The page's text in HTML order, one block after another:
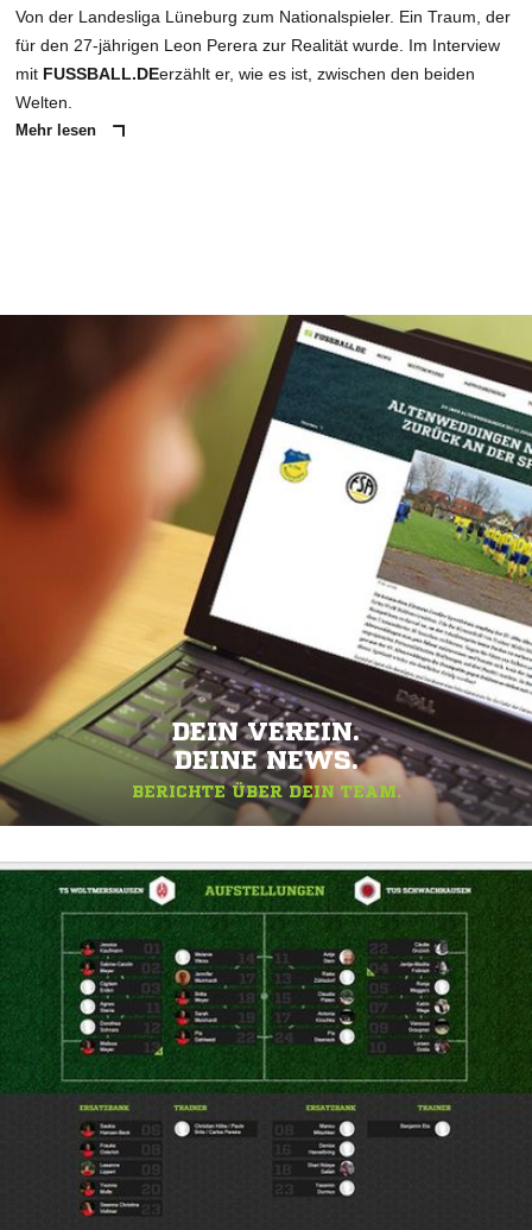
Von der Landesliga Lüneburg zum Nationalspieler. Ein Traum, der
für den 27-jährigen Leon Perera zur Realität wurde. Im Interview
mit FUSSBALL.DEerzählt er, wie es ist, zwischen den beiden
Welten.
Mehr lesen
DEIN VEREIN.
DEINE NEWS.
BERICHTE ÜBER DEIN TEAM.